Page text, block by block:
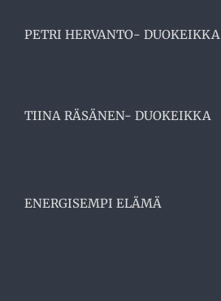
PETRI HERVANTO- DUOKEIKKA
TIINA RÄSÄNEN- DUOKEIKKA
ENERGISEMPI ELÄMÄ